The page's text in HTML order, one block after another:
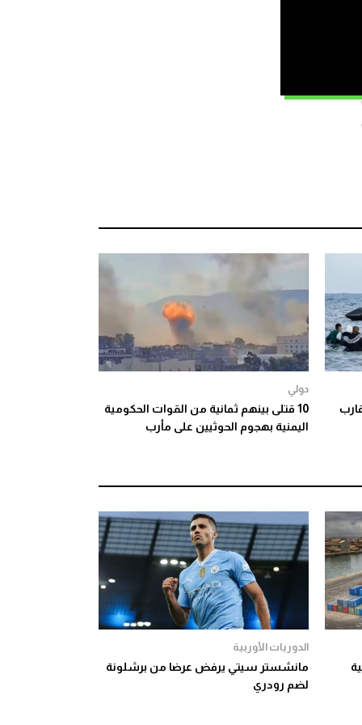
دولي
10 قتلى بينهم ثمانية من القوات الحكومية
اليمنية بهجوم الحوثيين على مأرب
الدوريات الأوربية
مانشستر سيتي يرفض عرضا من برشلونة
لضم رودري